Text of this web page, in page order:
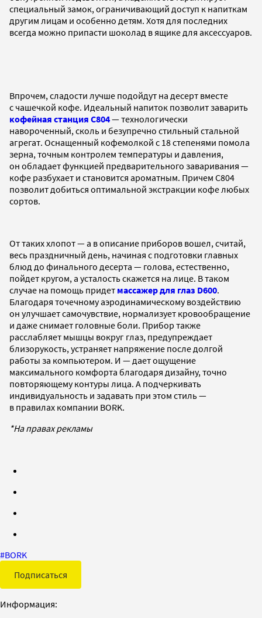
специальный замок, ограничивающий доступ к напиткам
другим лицам и особенно детям. Хотя для последних
всегда можно припасти шоколад в ящике для аксессуаров.
Впрочем, сладости лучше подойдут на десерт вместе
с чашечкой кофе. Идеальный напиток позволит заварить
кофейная станция C804— технологически
навороченный, сколь и безупречно стильный стальной
агрегат. Оснащенный кофемолкой с 18 степенями помола
зерна, точным контролем температуры и давления,
он обладает функцией предварительного заваривания —
кофе разбухает и становится ароматным. Причем C804
позволит добиться оптимальной экстракции кофе любых
сортов.
От таких хлопот — а в описание приборов вошел, считай,
весь праздничный день, начиная с подготовки главных
блюд до финального десерта — голова, естественно,
пойдет кругом, а усталость скажется на лице. В таком
случае на помощь придет массажер для глаз D600.
Благодаря точечному аэродинамическому воздействию
он улучшает самочувствие, нормализует кровообращение
и даже снимает головные боли. Прибор также
расслабляет мышцы вокруг глаз, предупреждает
близорукость, устраняет напряжение после долгой
работы за компьютером. И — дает ощущение
максимального комфорта благодаря дизайну, точно
повторяющему контуры лица. А подчеркивать
индивидуальность и задавать при этом стиль —
в правилах компании BORK.
*На правах рекламы
#BORK
Подписаться
Информация: